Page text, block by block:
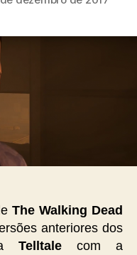
The Walking Dead
anteriores dos
Telltale com a